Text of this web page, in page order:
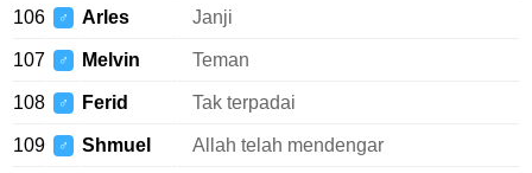
106 ♂ Arles Janji
107 ♂ Melvin Teman
108 ♂ Ferid Tak terpadai
109 ♂ Shmuel Allah telah mendengar